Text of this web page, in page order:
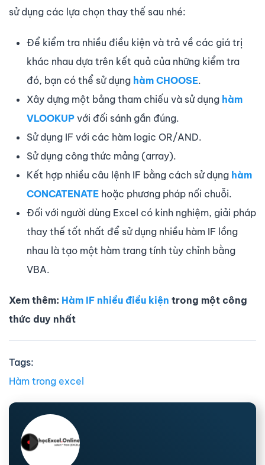
sử dụng các lựa chọn thay thế sau nhé:
Để kiểm tra nhiều điều kiện và trả về các giá trị
khác nhau dựa trên kết quả của những kiểm tra
đó, bạn có thể sử dụng hàm CHOOSE.
Xây dựng một bảng tham chiếu và sử dụng hàm
VLOOKUP với đối sánh gần đúng.
Sử dụng IF với các hàm logic OR/AND.
Sử dụng công thức mảng (array).
Kết hợp nhiều câu lệnh IF bằng cách sử dụng hàm
CONCATENATE hoặc phương pháp nối chuỗi.
Đối với người dùng Excel có kinh nghiệm, giải pháp
thay thế tốt nhất để sử dụng nhiều hàm IF lồng
nhau là tạo một hàm trang tính tùy chỉnh bằng
VBA.
Xem thêm: Hàm IF nhiều điều kiện trong một công
thức duy nhất
Tags:
Hàm trong excel